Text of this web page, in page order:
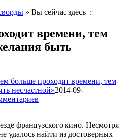
» Вы сейчас здесь :
времени, тем
быть
больше проходит времени, тем
несчастной»2014-09-
французского кино. Несмотря
удалось найти из достоверных